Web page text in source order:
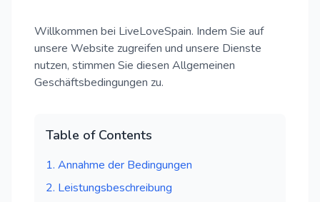
Willkommen bei LiveLoveSpain. Indem Sie auf
unsere Website zugreifen und unsere Dienste
nutzen, stimmen Sie diesen Allgemeinen
Geschäftsbedingungen zu.
Table of Contents
1. Annahme der Bedingungen
2. Leistungsbeschreibung